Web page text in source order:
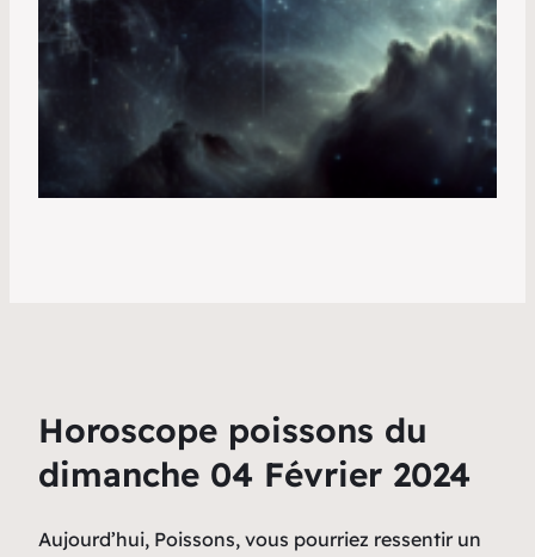
Horoscope poissons du
dimanche 04 Février 2024
Aujourd’hui, Poissons, vous pourriez ressentir un